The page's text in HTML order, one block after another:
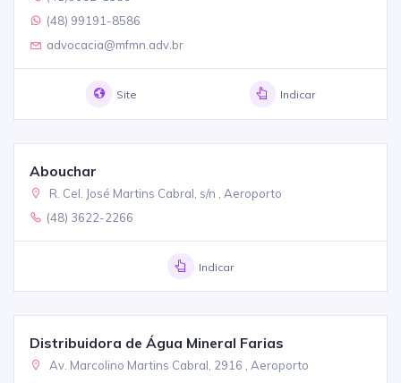
(48) 99191-8586
advocacia@mfmn.adv.br
Site Indicar
Abouchar
R. Cel. José Martins Cabral, s/n , Aeroporto
(48) 3622-2266
Indicar
Distribuidora de Água Mineral Farias
Av. Marcolino Martins Cabral, 2916 , Aeroporto